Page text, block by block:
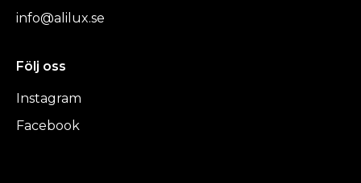
info@alilux.se
Följ oss
Instagram
Facebook